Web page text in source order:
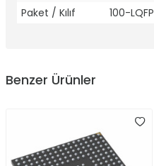
Paket / Kılıf
100-LQFP
Benzer Ürünler